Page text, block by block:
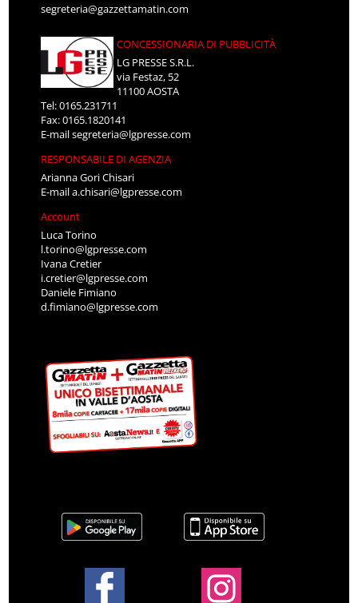
segreteria@gazzettamatin.com
CONCESSIONARIA DI PUBBLICITÀ
LG PRESSE S.R.L.
via Festaz, 52
11100 AOSTA
Tel: 0165.231711
Fax: 0165.1820141
E-mailsegreteria@lgpresse.com
RESPONSABILE DI AGENZIA
Arianna Gori Chisari
E-maila.chisari@lgpresse.com
Account
Luca Torino
l.torino@lgpresse.com
Ivana Cretier
i.cretier@lgpresse.com
Daniele Fimiano
d.fimiano@lgpresse.com